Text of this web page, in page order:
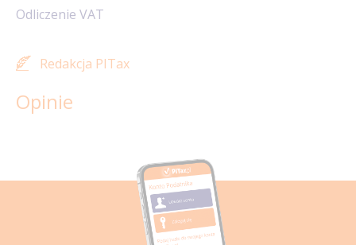
Odliczenie VAT
Redakcja PITax
Opinie